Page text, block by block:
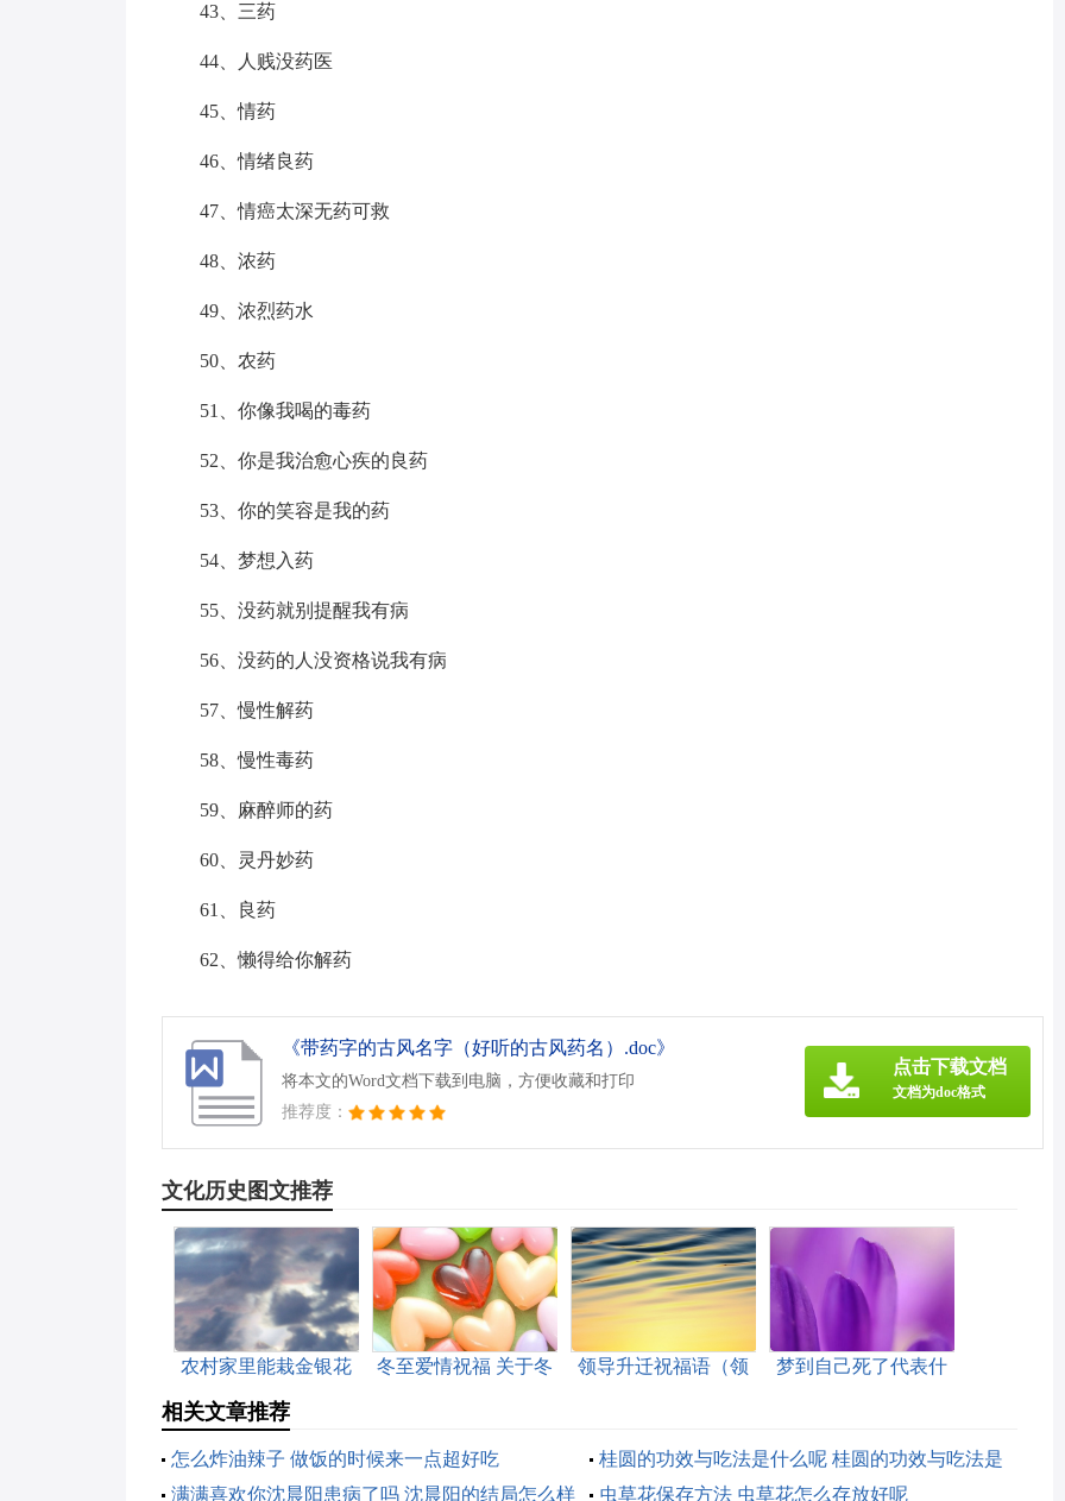
43、三药
44、人贱没药医
45、情药
46、情绪良药
47、情癌太深无药可救
48、浓药
49、浓烈药水
50、农药
51、你像我喝的毒药
52、你是我治愈心疾的良药
53、你的笑容是我的药
54、梦想入药
55、没药就别提醒我有病
56、没药的人没资格说我有病
57、慢性解药
58、慢性毒药
59、麻醉师的药
60、灵丹妙药
61、良药
62、懒得给你解药
《带药字的古风名字（好听的古风药名）.doc》
将本文的Word文档下载到电脑，方便收藏和打印
推荐度：
点击下载文档
文档为doc格式
文化历史图文推荐
农村家里能栽金银花
里种吗）
冬至爱情祝福 关于冬
领导升迁祝福语（领
梦到自己死了代表什
相关文章推荐
怎么炸油辣子 做饭的时候来一点超好吃
桂圆的功效与吃法是什么呢 桂圆的功效与吃法是
什么呢女人
满满喜欢你沈晨阳患病了吗 沈晨阳的结局怎么样 虫草花保存方法 虫草花怎么存放好呢